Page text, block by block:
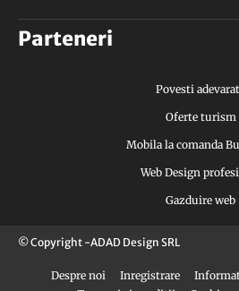
Parteneri
Povesti
Oferte turism
Mobila la comanda
Web Design
Gazduire web
© Copyright -ADAD Design SRL
Despre noi Inregistrare